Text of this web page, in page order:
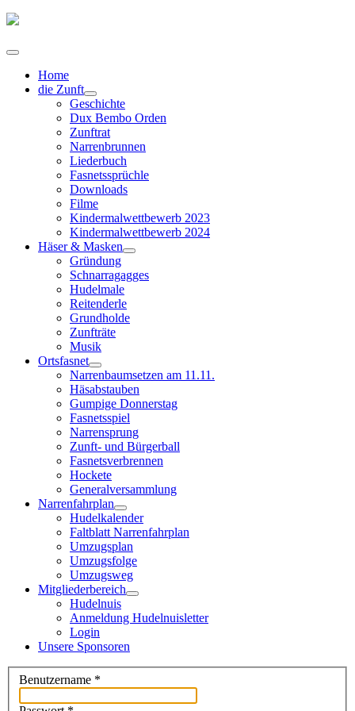
Home
die Zunft
Geschichte
Dux Bembo Orden
Zunftrat
Narrenbrunnen
Liederbuch
Fasnetssprüchle
Downloads
Filme
Kindermalwettbewerb 2023
Kindermalwettbewerb 2024
Häser & Masken
Gründung
Schnarragagges
Hudelmale
Reitenderle
Grundholde
Zunfträte
Musik
Ortsfasnet
Narrenbaumsetzen am 11.11.
Häsabstauben
Gumpige Donnerstag
Fasnetsspiel
Narrensprung
Zunft- und Bürgerball
Fasnetsverbrennen
Hockete
Generalversammlung
Narrenfahrplan
Hudelkalender
Faltblatt Narrenfahrplan
Umzugsplan
Umzugsfolge
Umzugsweg
Mitgliederbereich
Hudelnuis
Anmeldung Hudelnuisletter
Login
Unsere Sponsoren
Benutzername *